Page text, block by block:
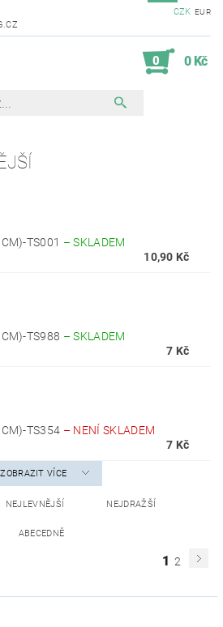
CZK EUR
0 0 Kč
TS001 –SKLADEM
10,90 Kč
TS988 –SKLADEM
7 Kč
TS354 – NENÍ SKLADEM
7 Kč
ZOBRAZIT VÍCE
NEJLEVNĚJŠÍ NEJDRAŽŠÍ
ABECEDNĚ
1 2